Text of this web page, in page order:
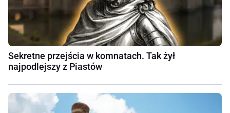
Sekretne przejścia w komnatach. Tak żył
najpodlejszy z Piastów